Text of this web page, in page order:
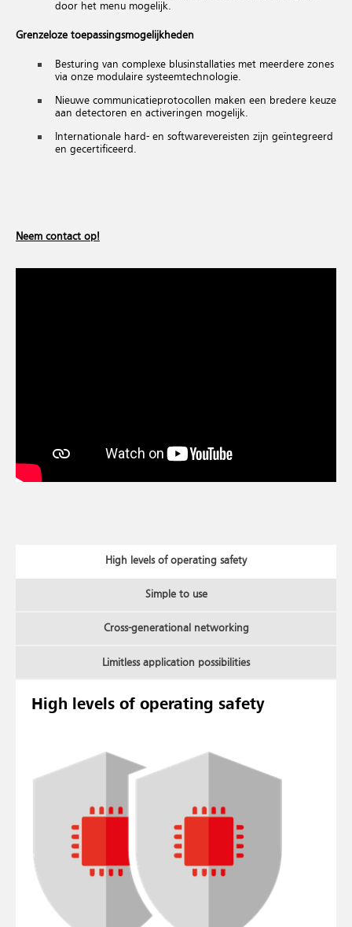
door het menu mogelijk.
Grenzeloze toepassingsmogelijkheden
Besturing van complexe blusinstallaties met meerdere zones
via onze modulaire systeemtechnologie.
Nieuwe communicatieprotocollen maken een bredere keuze
aan detectoren en activeringen mogelijk.
Internationale hard- en softwarevereisten zijn geïntegreerd
en gecertificeerd.
Neem contact op!
High levels of operating safety
Simple to use
Cross-generational networking
Limitless application possibilities
High levels of operating safety